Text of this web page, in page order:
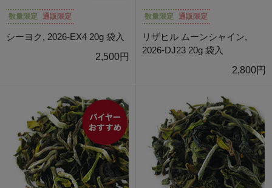
数量限定 通販限定
シーヨク, 2026-EX4 20g 袋入
2,500円
数量限定 通販限定
リザヒル ムーンシャイン,
2026-DJ23 20g 袋入
2,800円